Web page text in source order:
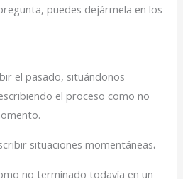
puedes dejármela en los
el pasado, situándonos
el proceso como no
situaciones momentáneas.
no terminado todavía en un